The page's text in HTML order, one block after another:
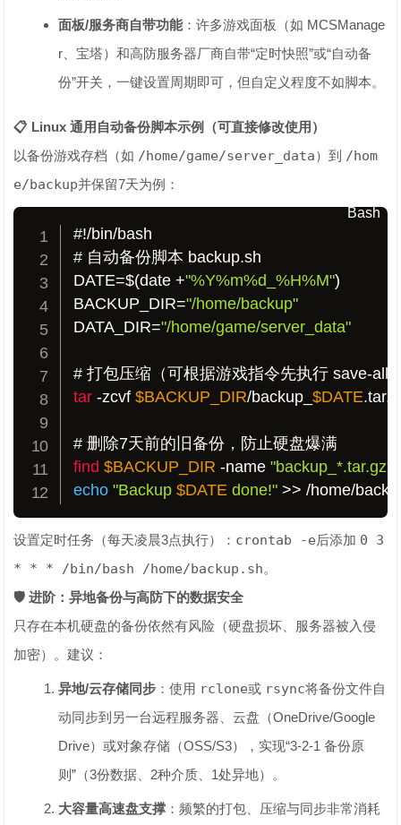
面板/服务商自带功能：许多游戏面板（如 MCSManage
r、宝塔）和高防服务器厂商自带“定时快照”或“自动备
份”开关，一键设置周期即可，但自定义程度不如脚本。
📋 Linux 通用自动备份脚本示例（可直接修改使用）
以备份游戏存档（如 /home/game/server_data）到 /hom
e/backup并保留7天为例：
Bash
#!/bin/bash
# 自动备份脚本 backup.sh
DATE=$(date +"%Y%m%d_%H%M")
BACKUP_DIR="/home/backup"
DATA_DIR="/home/game/server_data"
# 打包压缩（可根据游戏指令先执行 save-all
tar -zcvf $BACKUP_DIR/backup_$DATE
# 删除7天前的旧备份，防止硬盘爆满
find $BACKUP_DIR -name "backup_*.tar.gz"
echo "Backup $DATE done!" >> /home/
设置定时任务（每天凌晨3点执行）： crontab -e后添加 0 3
* * * /bin/bash /home/backup.sh。
🛡️ 进阶：异地备份与高防下的数据安全
只存在本机硬盘的备份依然有风险（硬盘损坏、服务器被入侵
加密）。建议：
异地/云存储同步 ：使用 rclone或 rsync将备份文件自
动同步到另一台远程服务器、云盘（OneDrive/Google
Drive）或对象存储（OSS/S3），实现“3-2-1 备份原
则”（3份数据、2种介质、1处异地）。
大容量高速盘支撑 ：频繁的打包、压缩与同步非常消耗